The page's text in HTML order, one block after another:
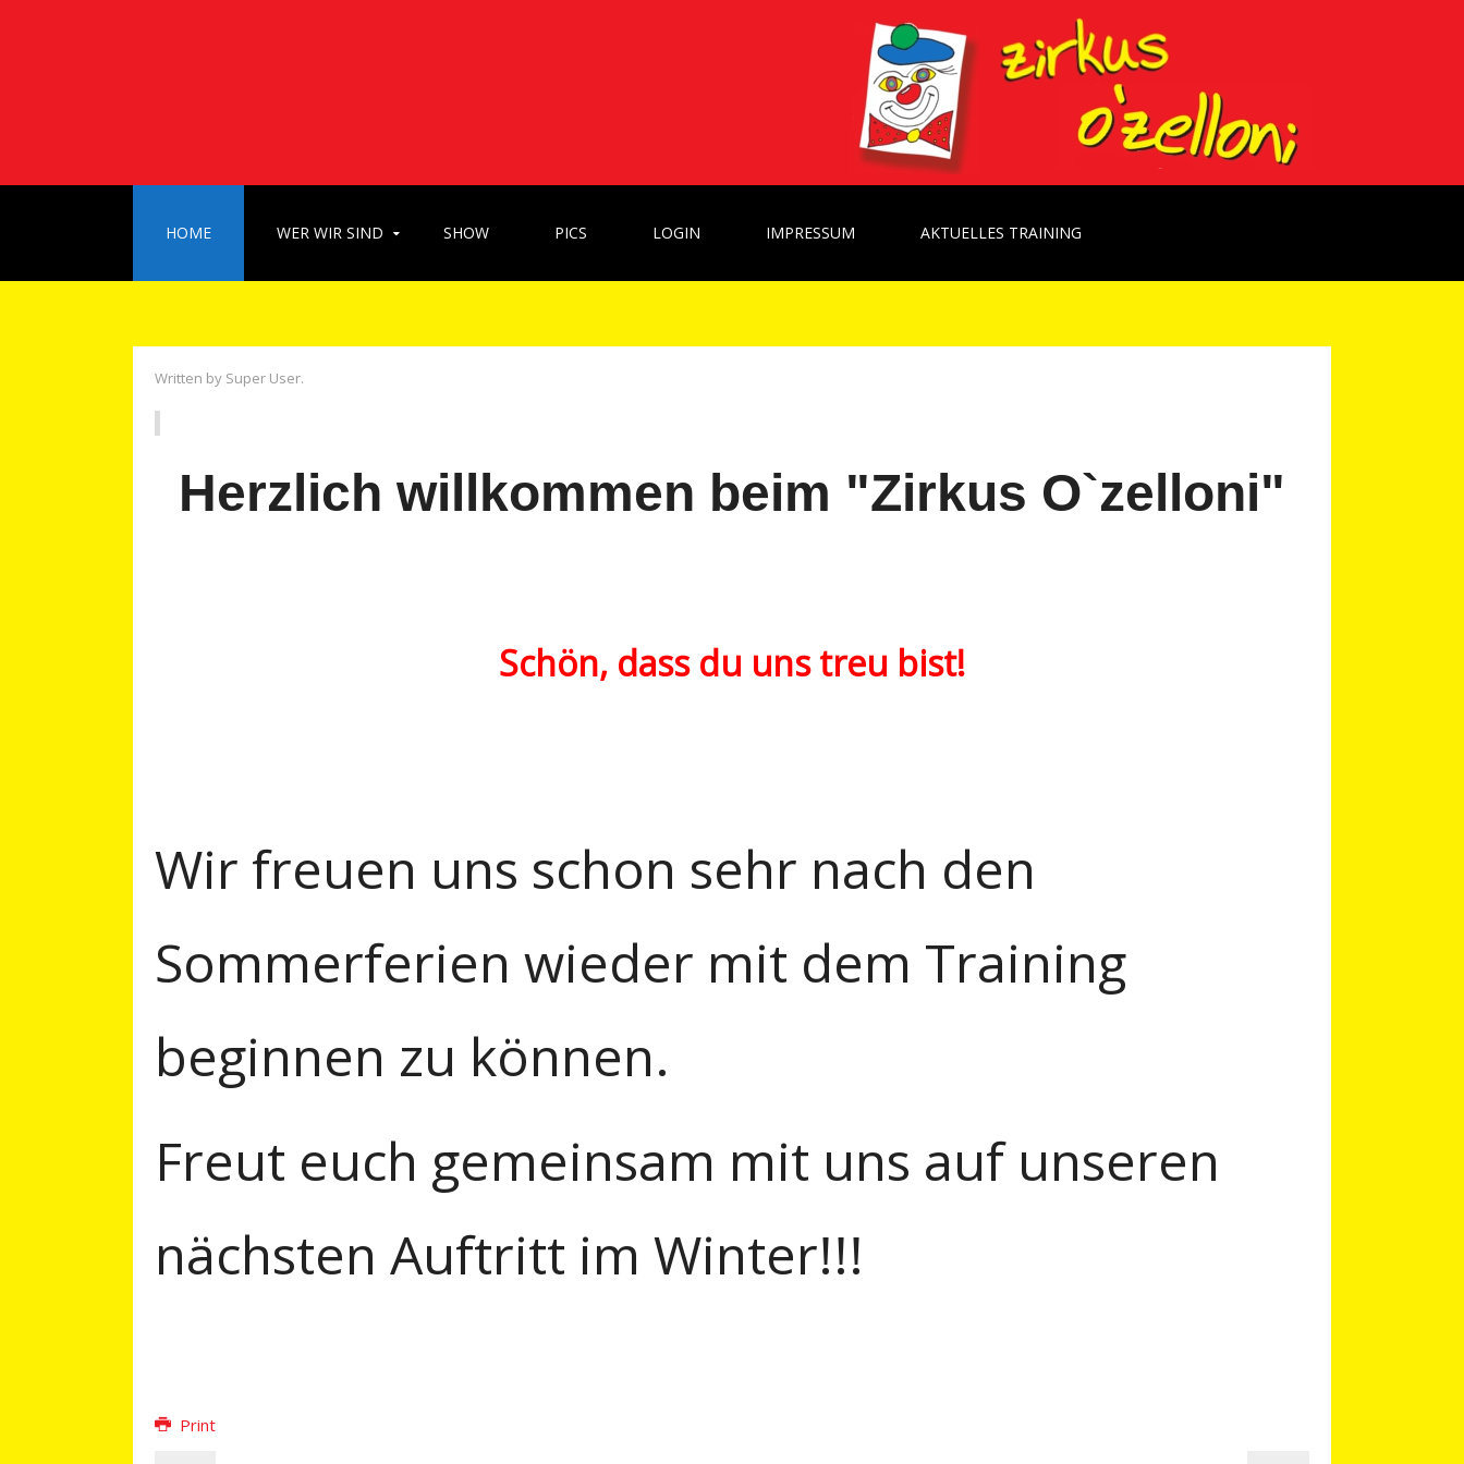
HOME WER WIR SIND SHOW PICS LOGIN IMPRESSUM AKTUELLES TRAINING
Written by Super User.
Herzlich willkommen beim "Zirkus O`zelloni"
Schön, dass du uns treu bist!
Wir freuen uns schon sehr nach den
Sommerferien wieder mit dem Training
beginnen zu können.
Freut euch gemeinsam mit uns auf unseren
nächsten Auftritt im Winter!!!
Print